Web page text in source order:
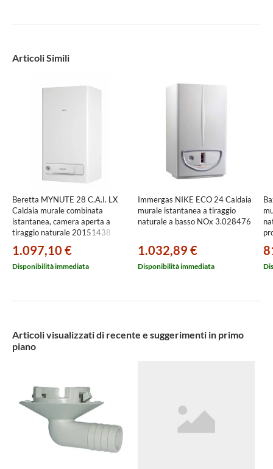
Articoli Simili
Beretta MYNUTE 28 C.A.I. LX
Caldaia murale combinata
istantanea, camera aperta a
tiraggio naturale 20151438
1.097,10 €
Disponibilità immediata
Immergas NIKE ECO 24 Caldaia
murale istantanea a tiraggio
naturale a basso NOx 3.028476
1.032,89 €
Disponibilità immediata
Articoli visualizzati di recente e suggerimenti in primo
piano